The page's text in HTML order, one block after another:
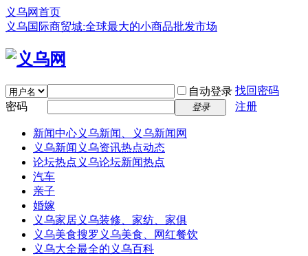
义乌网首页
义乌国际商贸城:全球最大的小商品批发市场
自动登录 找回密码
密码
登录 注册
新闻中心义乌新闻、义乌新闻网
义乌新闻 义乌资讯热点动态
论坛热点 义乌论坛新闻热点
汽车
亲子
婚嫁
义乌家居义乌装修、家纺、家俱
义乌美食搜罗义乌美食、网红餐饮
义乌大全最全的义乌百科